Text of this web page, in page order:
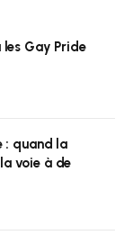
les Gay Pride
: quand la
voie à de